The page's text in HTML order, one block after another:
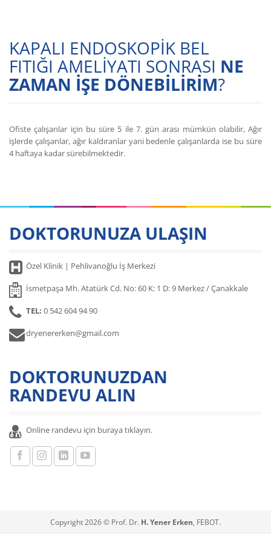
KAPALI ENDOSKOPİK BEL
FITIĞI AMELİYATI SONRASI NE
ZAMAN İŞE DÖNEBİLİRİM?
Ofiste çalışanlar için bu süre 5 ile 7. gün arası mümkün olabilir, Ağır
işlerde çalışanlar, ağır kaldıranlar yani bedenle çalışanlarda ise bu süre
4 haftaya kadar sürebilmektedir.
DOKTORUNUZA ULAŞIN
Özel Klinik | Pehlivanoğlu İş Merkezi
İsmetpaşa Mh. Atatürk Cd. No: 60 K: 1 D: 9 Merkez / Çanakkale
TEL: 0 542 604 94 90
dryenererken@gmail.com
DOKTORUNUZDAN
RANDEVU ALIN
Online randevu için buraya tıklayın.
Copyright 2026 © Prof. Dr. H. Yener Erken, FEBOT.